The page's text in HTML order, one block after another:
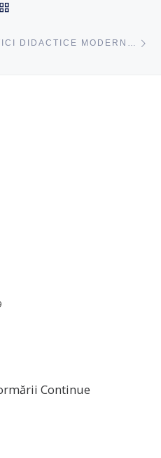
CFCL PROMOVEAZĂ PRACTICI DIDACTICE MODERNE ÎN RAIONUL RÂȘCANI
Continue